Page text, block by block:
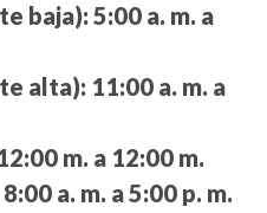
baja): 5:00 a. m. a
alta): 11:00 a. m. a
m. a 12:00 m.
8:00 a. m. a 5:00 p. m.